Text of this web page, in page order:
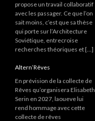
propose un travail collaboratif
avec les passager. Ce que l’on
sait moins, c’est que sa thèse
qui porte sur l’Architecture
Soviétique, entrecroise
recherches théoriques et […]
Altern’Rêves
En prévision de la collecte de
Rêves qu’organisera Elisabeth
Serin en 2027, laoueve lui
rend hommage avec cette
collecte de rêves